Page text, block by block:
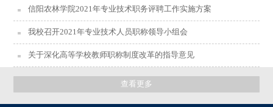
信阳农林学院2021年专业技术职务评聘工作实施方案
我校召开2021年专业技术人员职称领导小组会
关于深化高等学校教师职称制度改革的指导意见
查看更多